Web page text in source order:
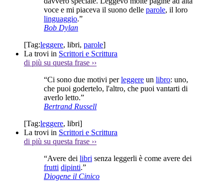
voce e mi piaceva il suono delle parole, il loro
linguaggio.”
Bob Dylan
[Tag:leggere, libri, parole]
La trovi in Scrittori e Scrittura
di più su questa frase ››
“Ci sono due motivi perleggere un libro: uno,
che puoi godertelo, l'altro, che puoi vantarti di
averlo letto.”
Bertrand Russell
[Tag:leggere, libri]
La trovi in Scrittori e Scrittura
di più su questa frase ››
“Avere dei libri senza leggerli è come avere dei
frutti dipinti.”
Diogene il Cinico